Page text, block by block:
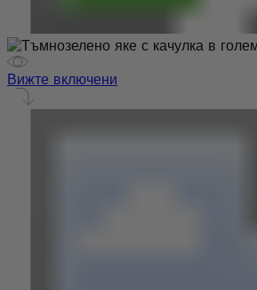
Вижте включени